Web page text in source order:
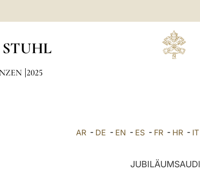
2025
AR - DE - EN - ES - FR - HR - IT